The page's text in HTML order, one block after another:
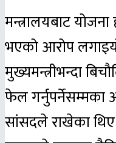
मन्त्रालयबाट
भएको आरोप
मुख्यमन्त्रीभन्दा
फेल गर्नुपर्नेसम्मका
सांसदले राखेका